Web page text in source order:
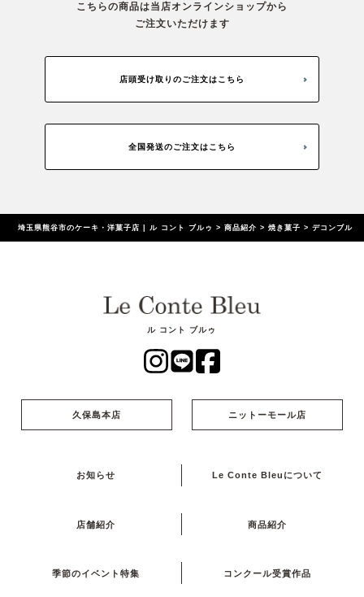
こちらの商品は当店オンラインショップから
ご注文いただけます
店頭受け取りのご注文はこちら
全国発送のご注文はこちら
埼玉県熊谷市のケーキ・洋菓子店 | ル コント ブルゥ >商品紹介 >焼き菓子 >デコンブル
ル コント ブルゥ
久保島本店 ニットーモール店
お知らせ Le Conte Bleuについて
店舗紹介 商品紹介
季節のイベント特集 コンクール受賞作品